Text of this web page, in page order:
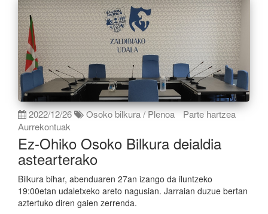
2022/12/26 Osoko bilkura / Plenoa
Parte hartzea
Aurrekontuak
Ez-Ohiko Osoko Bilkura deialdia
astearterako
Bilkura bihar, abenduaren 27an izango da iluntzeko
19:00etan udaletxeko areto nagusian. Jarraian duzue bertan
aztertuko diren gaien zerrenda.